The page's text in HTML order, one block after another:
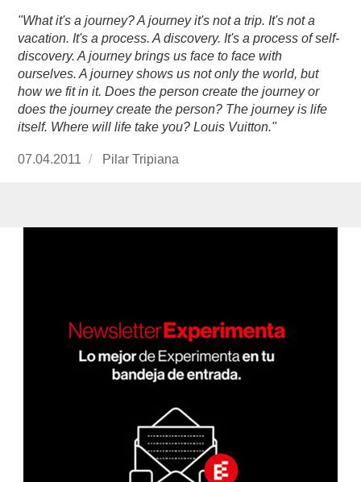
"What it's a journey? A journey it's not a trip. It's not a
vacation. It's a process. A discovery. It's a process of self-
discovery. A journey brings us face to face with
ourselves. A journey shows us not only the world, but
how we fit in it. Does the person create the journey or
does the journey create the person? The journey is life
itself. Where will life take you? Louis Vuitton."
Publicado
07.04.2011 https://www.experimenta.es/author/
Pilar Tripiana